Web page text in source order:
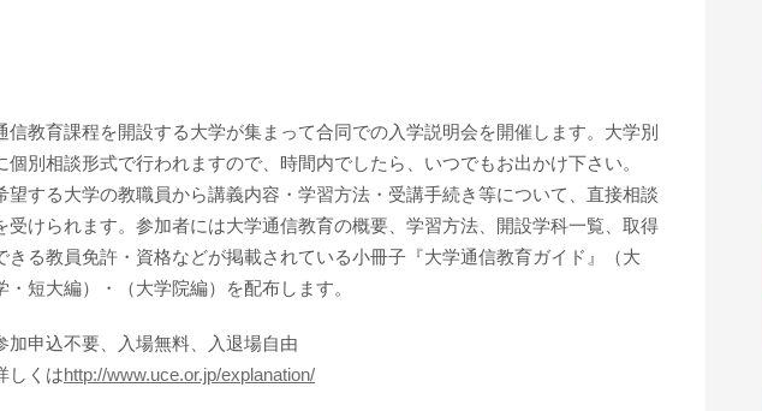
信教育課程を開設する大学が集まって合同での入学説明会を開催します。大学別
個別相談形式で行われますので、時間内でしたら、いつでもお出かけ下さい。
望する大学の教職員から講義内容・学習方法・受講手続き等について、直接相談
受けられます。参加者には大学通信教育の概要、学習方法、開設学科一覧、取得
きる教員免許・資格などが掲載されている小冊子『大学通信教育ガイド』（大
・短大編）・（大学院編）を配布します。
加申込不要、入場無料、入退場自由
しくはhttp://www.uce.or.jp/explanation/